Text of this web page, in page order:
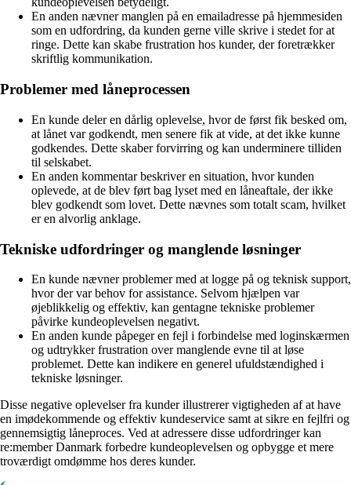
En anden nævner manglen på en emailadresse på hjemmesiden
som en udfordring, da kunden gerne ville skrive i stedet for at
ringe. Dette kan skabe frustration hos kunder, der foretrækker
skriftlig kommunikation.
Problemer med låneprocessen
En kunde deler en dårlig oplevelse, hvor de først fik besked om,
at lånet var godkendt, men senere fik at vide, at det ikke kunne
godkendes. Dette skaber forvirring og kan underminere tilliden
til selskabet.
En anden kommentar beskriver en situation, hvor kunden
oplevede, at de blev ført bag lyset med en låneaftale, der ikke
blev godkendt som lovet. Dette nævnes som totalt scam, hvilket
er en alvorlig anklage.
Tekniske udfordringer og manglende løsninger
En kunde nævner problemer med at logge på og teknisk support,
hvor der var behov for assistance. Selvom hjælpen var
øjeblikkelig og effektiv, kan gentagne tekniske problemer
påvirke kundeoplevelsen negativt.
En anden kunde påpeger en fejl i forbindelse med loginskærmen
og udtrykker frustration over manglende evne til at løse
problemet. Dette kan indikere en generel ufuldstændighed i
tekniske løsninger.
Disse negative oplevelser fra kunder illustrerer vigtigheden af at have
en imødekommende og effektiv kundeservice samt at sikre en fejlfri og
gennemsigtig låneproces. Ved at adressere disse udfordringer kan
re:member Danmark forbedre kundeoplevelsen og opbygge et mere
troværdigt omdømme hos deres kunder.